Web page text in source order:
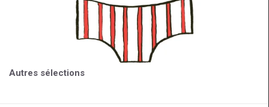
Autres sélections